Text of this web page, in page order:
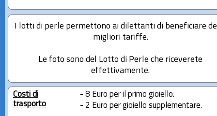
I lotti di perle permettono ai dilettanti di beneficiare
migliori tariffe.
Le foto sono del Lotto di Perle che riceverete
effettivamente.
Costi di
trasporto
- 8 Euro per il primo gioiello.
- 2 Euro per gioiello supplementare.